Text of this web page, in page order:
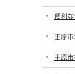
便利
田原
田原